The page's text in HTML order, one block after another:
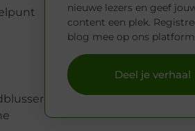
nieuwe lezers en geef
content een plek.
blog mee op ons
Deel je verhaal